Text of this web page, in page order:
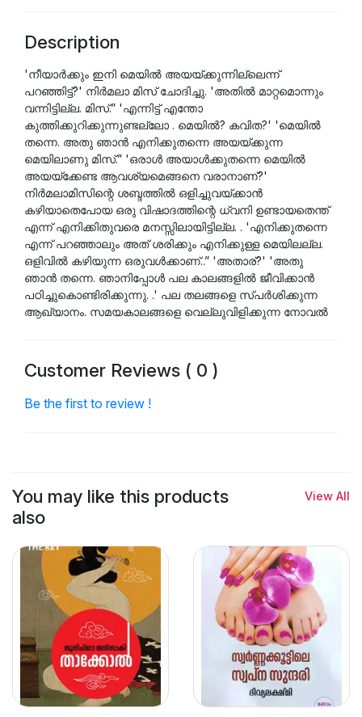
Language :
Malayalam
Description
'നീയാർക്കും ഇനി മെയിൽ അയയ്ക്കുന്നില്ലെന്ന്
പറഞ്ഞിട്ട്?' നിർമലാ മിസ് ചോദിച്ചു. 'അതിൽ മാറ്റമൊന്നും
വന്നിട്ടില്ല. മിസ്.” 'എന്നിട്ട് എന്തോ
കുത്തിക്കുറിക്കുന്നുണ്ടല്ലോ . മെയിൽ? കവിത?' 'മെയിൽ
തന്നെ. അതു ഞാൻ എനിക്കുതന്നെ അയയ്ക്കുന്ന
മെയിലാണു മിസ്.” 'ഒരാൾ അയാൾക്കുതന്നെ മെയിൽ
അയയ്ക്കേണ്ട ആവശ്യമെങ്ങനെ വരാനാണ്?'
നിർമലാമിസിന്റെ ശബ്ദത്തിൽ ഒളിച്ചുവയ്ക്കാൻ
കഴിയാതെപോയ ഒരു വിഷാദത്തിന്റെ ധ്വനി ഉണ്ടായതെന്ത്
എന്ന് എനിക്കിതുവരെ മനസ്സിലായിട്ടില്ല. . 'എനിക്കുതന്നെ
എന്ന് പറഞ്ഞാലും അത് ശരിക്കും എനിക്കുള്ള മെയിലല്ല.
ഒളിവിൽ കഴിയുന്ന ഒരുവൾക്കാണ്..” 'അതാര്?' 'അതു
ഞാൻ തന്നെ. ഞാനിപ്പോൾ പല കാലങ്ങളിൽ ജീവിക്കാൻ
പഠിച്ചുകൊണ്ടിരിക്കുന്നു. .' പല തലങ്ങളെ സ്പർശിക്കുന്ന
ആഖ്യാനം. സമയകാലങ്ങളെ വെല്ലുവിളിക്കുന്ന നോവൽ
Customer Reviews ( 0 )
Be the first to review !
You may like this products
also
View All